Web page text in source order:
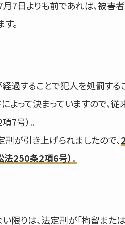
7日よりも前であれば、被害
。
過することで犯人を処罰する
よって決まっていますので、
7号）。
刑が引き上げられましたので、
250条2項6号）。
限りは、法定刑が「拘留また